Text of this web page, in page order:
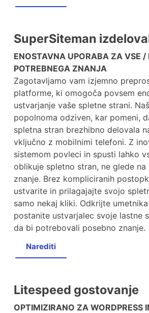
SuperSiteman
ENOSTAVNA UPORABA ZA VSE /
POTREBNEGA ZNANJA
Zagotavljamo vam izjemno
platforme, ki omogoča povsem
ustvarjanje vaše spletne strani.
popolnoma odziven, kar pomeni,
spletna stran brezhibno delovala
vključno z mobilnimi telefoni. Z
sistemom povleci in spusti lahko
oblikuje spletno stran, ne glede na
znanje. Brez kompliciranih
ustvarite in prilagajajte svojo
samo nekaj kliki. Odkrijte
postanite ustvarjalec svoje lastne
da bi potrebovali posebno znanje.
Narediti
Litespeed gostovanje
OPTIMIZIRANO ZA WORDPRESS